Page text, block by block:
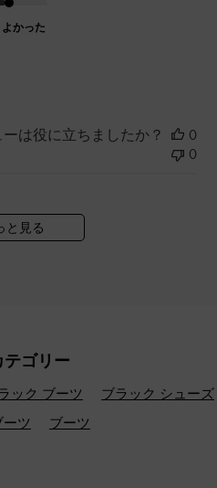
よかった
は役に立ちましたか？
0
0
と見る
テゴリー
ック ブーツ
ブラック シューズ
ツ
ブーツ